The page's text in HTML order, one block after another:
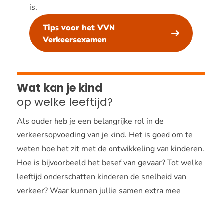
is.
Tips voor het VVN
Verkeersexamen
Wat kan je kind
op welke leeftijd?
Als ouder heb je een belangrijke rol in de
verkeersopvoeding van je kind. Het is goed om te
weten hoe het zit met de ontwikkeling van kinderen.
Hoe is bijvoorbeeld het besef van gevaar? Tot welke
leeftijd onderschatten kinderen de snelheid van
verkeer? Waar kunnen jullie samen extra mee